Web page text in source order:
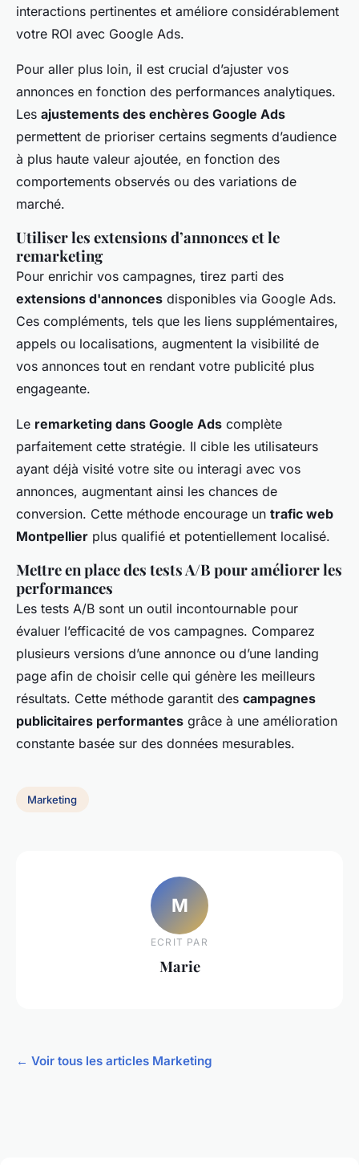
interactions pertinentes et améliore considérablement
votre ROI avec Google Ads.
Pour aller plus loin, il est crucial d’ajuster vos
annonces en fonction des performances analytiques.
Les ajustements des enchères Google Ads
permettent de prioriser certains segments d’audience
à plus haute valeur ajoutée, en fonction des
comportements observés ou des variations de
marché.
Utiliser les extensions d’annonces et le
remarketing
Pour enrichir vos campagnes, tirez parti des
extensions d'annonces disponibles via Google Ads.
Ces compléments, tels que les liens supplémentaires,
appels ou localisations, augmentent la visibilité de
vos annonces tout en rendant votre publicité plus
engageante.
Le remarketing dans Google Ads complète
parfaitement cette stratégie. Il cible les utilisateurs
ayant déjà visité votre site ou interagi avec vos
annonces, augmentant ainsi les chances de
conversion. Cette méthode encourage un trafic web
Montpellier plus qualifié et potentiellement localisé.
Mettre en place des tests A/B pour améliorer les
performances
Les tests A/B sont un outil incontournable pour
évaluer l’efficacité de vos campagnes. Comparez
plusieurs versions d’une annonce ou d’une landing
page afin de choisir celle qui génère les meilleurs
résultats. Cette méthode garantit des campagnes
publicitaires performantes grâce à une amélioration
constante basée sur des données mesurables.
Marketing
M
ECRIT PAR
Marie
← Voir tous les articles Marketing